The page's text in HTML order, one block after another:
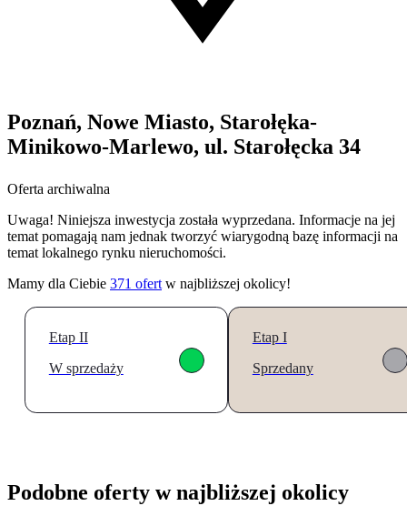
Poznań, Nowe Miasto, Starołęka-
Minikowo-Marlewo, ul. Starołęcka 34
Oferta archiwalna
Uwaga! Niniejsza inwestycja została wyprzedana. Informacje na jej
temat pomagają nam jednak tworzyć wiarygodną bazę informacji na
temat lokalnego rynku nieruchomości.
Mamy dla Ciebie 371 ofert w najbliższej okolicy!
Etap II
W sprzedaży
Etap I
Sprzedany
Podobne oferty w najbliższej okolicy